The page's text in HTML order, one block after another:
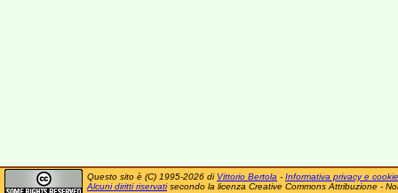
Questo sito è (C) 1995-2026 di Vittorio Bertola - Informativa privacy e cookie
Alcuni diritti riservatisecondo la licenza Creative Commons Attribuzione -